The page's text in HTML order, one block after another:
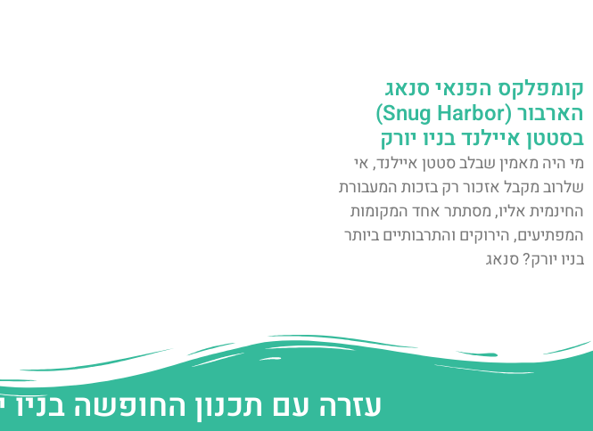
קומפלקס הפנאי סנאג
הארבור (Snug Harbor)
בסטטן איילנד בניו יורק
מי היה מאמין שבלב סטטן איילנד, אי
שלרוב מקבל אזכור רק בזכות המעבורת
החינמית אליו, מסתתר אחד המקומות
המפתיעים, הירוקים והתרבותיים ביותר
בניו יורק? סנאג
עזרה עם תכנון החופשה בניו